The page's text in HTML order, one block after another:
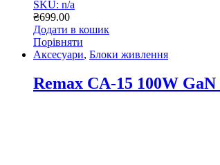
SKU: n/a
₴699.00
Додати в кошик
Порівняти
Аксесуари, Блоки живлення
Remax CA-15 100W